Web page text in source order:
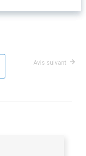
Avis suivant